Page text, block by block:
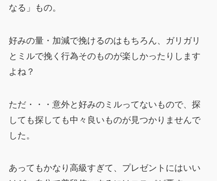
なる」もの。
好みの量・加減で挽けるのはもちろん、ガリガリ
とミルで挽く行為そのものが楽しかったりします
よね？
ただ・・・意外と好みのミルってないもので、探
しても探しても中々良いものが見つかりませんで
した。
あってもかなり高級すぎて、プレゼントにはいい